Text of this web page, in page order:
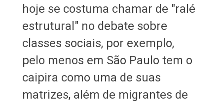
hoje se costuma chamar de "ralé
estrutural" no debate sobre
classes sociais, por exemplo,
pelo menos em São Paulo tem o
caipira como uma de suas
matrizes, além de migrantes de